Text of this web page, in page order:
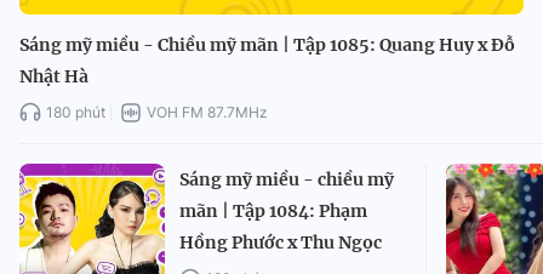
Sáng mỹ miều - Chiều mỹ mãn | Tập 1085: Quang Huy x Đỗ
Nhật Hà
180 phút VOH FM 87.7MHz
Sáng mỹ miều - chiều mỹ
mãn | Tập 1084: Phạm
Hồng Phước x Thu Ngọc